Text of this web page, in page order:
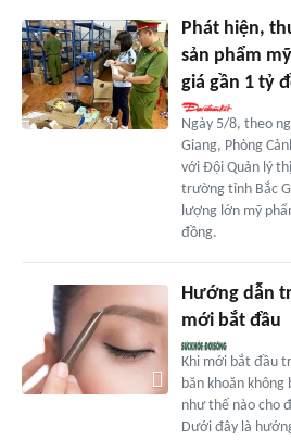
Phát hiện,
sản phẩm
giá gần 1 tỷ
Ngày 5/8, theo
Giang, Phòng
với Đội Quản lý
trường tỉnh Bắc
lượng lớn mỹ
đồng.
Hướng dẫn
mới bắt đầu
Khi mới bắt đầu
băn khoăn
như thế nào cho
Dưới đây là